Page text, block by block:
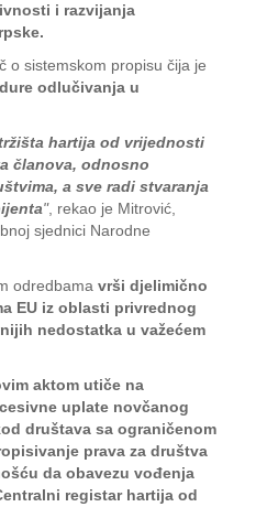
i razvijanja
o sistemskom propisu čija je
odlučivanja u
hartija od vrijednosti
članova, odnosno
a sve radi stvaranja
", rekao je Mitrović,
sjednici Narodne
odredbama vrši djelimično
EU iz oblasti privrednog
nedostatka u važećem
aktom utiče na
uplate novčanog
društava sa ograničenom
prava za društva
da obavezu vođenja
registar hartija od